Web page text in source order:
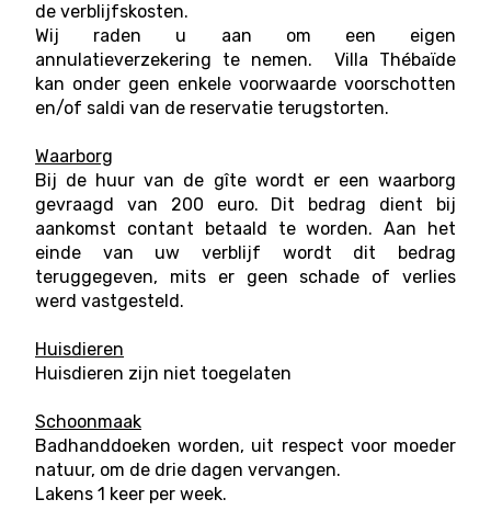
de verblijfskosten.
Wij raden u aan om een eigen
annulatieverzekering te nemen. Villa Thébaïde
kan onder geen enkele voorwaarde voorschotten
en/of saldi van de reservatie terugstorten.
Waarborg
Bij de huur van de gîte wordt er een waarborg
gevraagd van 200 euro. Dit bedrag dient bij
aankomst contant betaald te worden. Aan het
einde van uw verblijf wordt dit bedrag
teruggegeven, mits er geen schade of verlies
werd vastgesteld.
Huisdieren
Huisdieren zijn niet toegelaten
Schoonmaak
Badhanddoeken worden, uit respect voor moeder
natuur, om de drie dagen vervangen.
Lakens 1 keer per week.